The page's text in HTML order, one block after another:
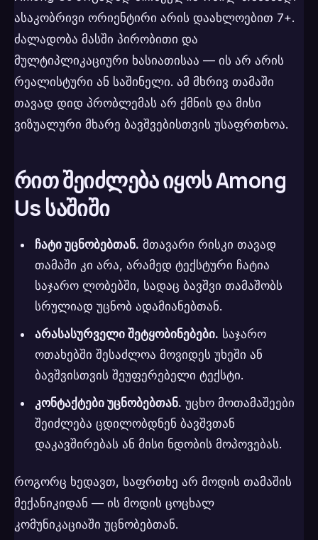
ასაკობრივი ორიენტირი არის დაახლოებით 7+.
ძალადობა მასში პირობითი და
მულტიპლიკაციური ხასიათისაა — ის არ არის
რეალისტური ან საშინელი. ამ მხრივ თამაში
თავად დიდ პრობლემას არ ქმნის და მისი
ვიზუალური მხარე ბავშვებისთვის უსაფრთხოა.
რით შეიძლება იყოს Among
Us საშიში
ჩატი უცნობებთან. მთავარი რისკი თავად
თამაში კი არა, არამედ ტექსტური ჩატია
საჯარო ლობებში, სადაც ბავშვი თამაშობს
სრულიად უცნობ ადამიანებთან.
არასასურველი შეტყობინებები. საჯარო
ოთახებში შესაძლოა მოვიდეს უხეში ან
ბავშვისთვის შეუფერებელი ტექსტი.
კონტაქტები უცნობებთან. უცხო მოთამაშეები
შეიძლება ცდილობდნენ ბავშვთან
დაკავშირებას ან მისი ნდობის მოპოვებას.
როგორც ხედავთ, საფრთხე არ მოდის თამაშის
მექანიკიდან — ის მოდის ცოცხალ
კომუნიკაციაში უცნობებთან.